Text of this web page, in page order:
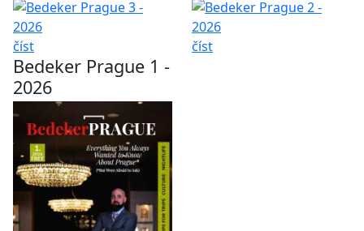
číst číst
Bedeker Prague 1 -
2026